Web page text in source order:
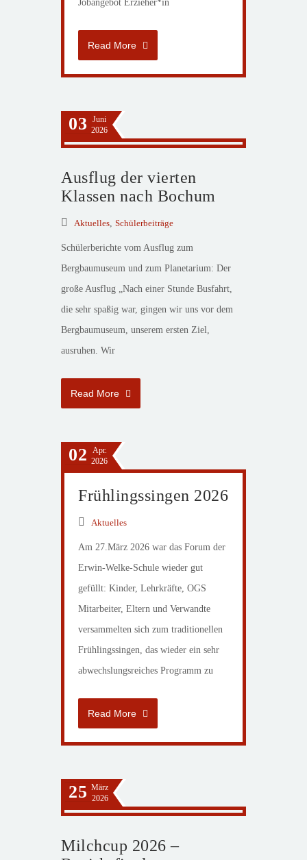
Jobangebot Erzieher*in
Read More
03
Juni
2026
Ausflug der vierten
Klassen nach Bochum
Aktuelles, Schülerbeiträge
Schülerberichte vom Ausflug zum
Bergbaumuseum und zum Planetarium: Der
große Ausflug „Nach einer Stunde Busfahrt,
die sehr spaßig war, gingen wir uns vor dem
Bergbaumuseum, unserem ersten Ziel,
ausruhen. Wir
Read More
02
Apr.
2026
Frühlingssingen 2026
Aktuelles
Am 27.März 2026 war das Forum der
Erwin-Welke-Schule wieder gut
gefüllt: Kinder, Lehrkräfte, OGS
Mitarbeiter, Eltern und Verwandte
versammelten sich zum traditionellen
Frühlingssingen, das wieder ein sehr
abwechslungsreiches Programm zu
Read More
25 März
2026
Milchcup 2026 –